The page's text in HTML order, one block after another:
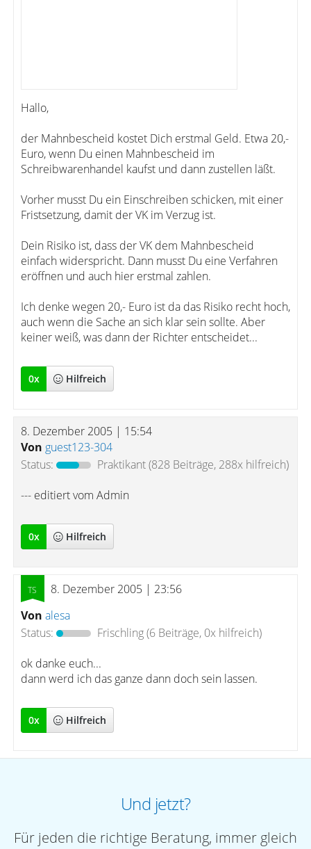
Hallo,
der Mahnbescheid kostet Dich erstmal Geld. Etwa 20,-
Euro, wenn Du einen Mahnbescheid im
Schreibwarenhandel kaufst und dann zustellen läßt.
Vorher musst Du ein Einschreiben schicken, mit einer
Fristsetzung, damit der VK im Verzug ist.
Dein Risiko ist, dass der VK dem Mahnbescheid
einfach widerspricht. Dann musst Du eine Verfahren
eröffnen und auch hier erstmal zahlen.
Ich denke wegen 20,- Euro ist da das Risiko recht hoch,
auch wenn die Sache an sich klar sein sollte. Aber
keiner weiß, was dann der Richter entscheidet...
0x Hilfreich
8. Dezember 2005 | 15:54
Von guest123-304
Status:
Praktikant(828 Beiträge, 288x hilfreich)
--- editiert vom Admin
0x Hilfreich
8. Dezember 2005 | 23:56
Von alesa
Status:
Frischling(6 Beiträge, 0x hilfreich)
ok danke euch...
dann werd ich das ganze dann doch sein lassen.
0x Hilfreich
Und jetzt?
Für jeden die richtige Beratung, immer gleich